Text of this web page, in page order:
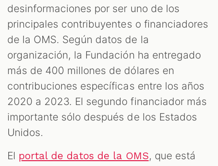
desinformaciones por ser uno de los
principales contribuyentes o financiadores
de la OMS. Según datos de la
organización, la Fundación ha entregado
más de 400 millones de dólares en
contribuciones específicas entre los años
2020 a 2023. El segundo financiador más
importante sólo después de los Estados
Unidos.
El portal de datos de la OMS, que está